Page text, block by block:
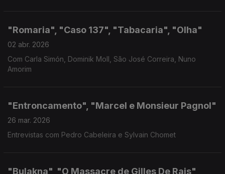
"Romaria", "Caso 137", "Tabacaria", "Olha"
02 abr. 2026
Com Carla Simón, Dominik Moll, São José Correira, Nuno
Amorim
"Entroncamento", "Marcel e Monsieur Pagnol"
26 mar. 2026
Entrevistas com Pedro Cabeleira e Sylvain Chomet
"Bulakna", "O Massacre de Gilles De Rais"